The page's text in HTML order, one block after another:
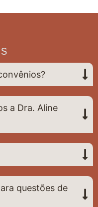
a Dra. Aline
questões de